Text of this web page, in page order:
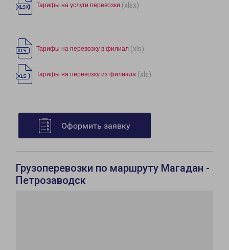
Тарифы на услуги перевозки (xlsx)
Тарифы на перевозку в филиал (xls)
Тарифы на перевозку из филиала (xls)
Оформить заявку
Грузоперевозки по маршруту Магадан -
Петрозаводск